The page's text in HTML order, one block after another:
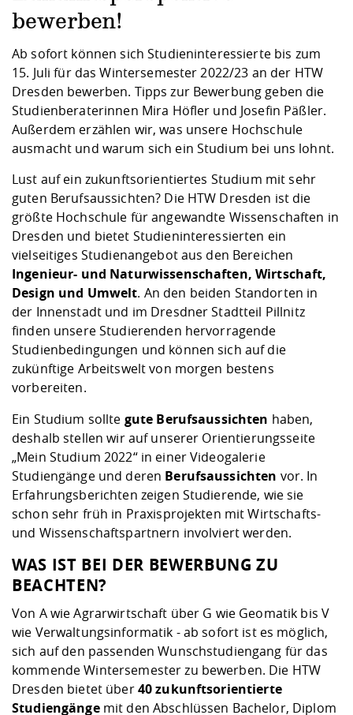
physik
circumstances
Career Service
Teaching,
abroad
Downloads
International
University
Management
Climate and
Protection
Friends
Representations
Agriculture/
mistry
Mechanical
Business
Contact and approach
Quality Assurance
bewerben!
Ab sofort können sich Studieninteressierte bis zum
15. Juli für das Wintersemester 2022/23 an der HTW
Dresden bewerben. Tipps zur Bewerbung geben die
Studienberaterinnen Mira Höfler und Josefin Päßler.
Außerdem erzählen wir, was unsere Hochschule
ausmacht und warum sich ein Studium bei uns lohnt.
Lust auf ein zukunftsorientiertes Studium mit sehr
guten Berufsaussichten? Die HTW Dresden ist die
größte Hochschule für angewandte Wissenschaften in
Dresden und bietet Studieninteressierten ein
vielseitiges Studienangebotaus den Bereichen
Ingenieur- und Naturwissenschaften, Wirtschaft,
Design und Umwelt. An den beiden Standorten in
der Innenstadt und im Dresdner Stadtteil Pillnitz
finden unsere Studierenden hervorragende
Studienbedingungen und können sich auf die
zukünftige Arbeitswelt von morgen bestens
vorbereiten.
Ein Studium sollte gute Berufsaussichten haben,
deshalb stellen wir auf unserer Orientierungsseite
„Mein Studium 2022“ in einer Videogalerie
Studiengänge und deren Berufsaussichten vor. In
Erfahrungsberichten zeigen Studierende, wie sie
schon sehr früh in Praxisprojekten mit Wirtschafts-
und Wissenschaftspartnern involviert werden.
WAS IST BEI DER BEWERBUNG ZU
BEACHTEN?
Von A wie Agrarwirtschaft über G wie Geomatik bis V
wie Verwaltungsinformatik - ab sofort ist es möglich,
sich auf den passenden Wunschstudiengang für das
kommende Wintersemester zu bewerben. Die HTW
Dresden bietet über40 zukunftsorientierte
Studiengängemit den Abschlüssen Bachelor, Diplom